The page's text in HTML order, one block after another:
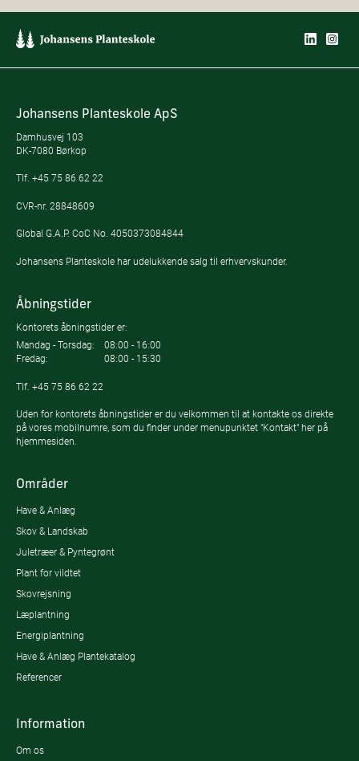
Johansens Planteskole ApS
Damhusvej 103
DK-7080 Børkop
Tlf. +45 75 86 62 22
CVR-nr. 28848609
Global G.A.P. CoC No. 4050373084844
Johansens Planteskole har udelukkende salg til erhvervskunder.
Åbningstider
Kontorets åbningstider er:
Mandag - Torsdag:
08:00 - 16:00
Fredag:
08:00 - 15:30
Tlf. +45 75 86 62 22
Uden for kontorets åbningstider er du velkommen til at kontakte os direkte
på vores mobilnumre, som du finder under menupunktet "Kontakt" her på
hjemmesiden.
Områder
Have & Anlæg
Skov & Landskab
Juletræer & Pyntegrønt
Plant for vildtet
Skovrejsning
Læplantning
Energiplantning
Have & Anlæg Plantekatalog
Referencer
Information
Om os